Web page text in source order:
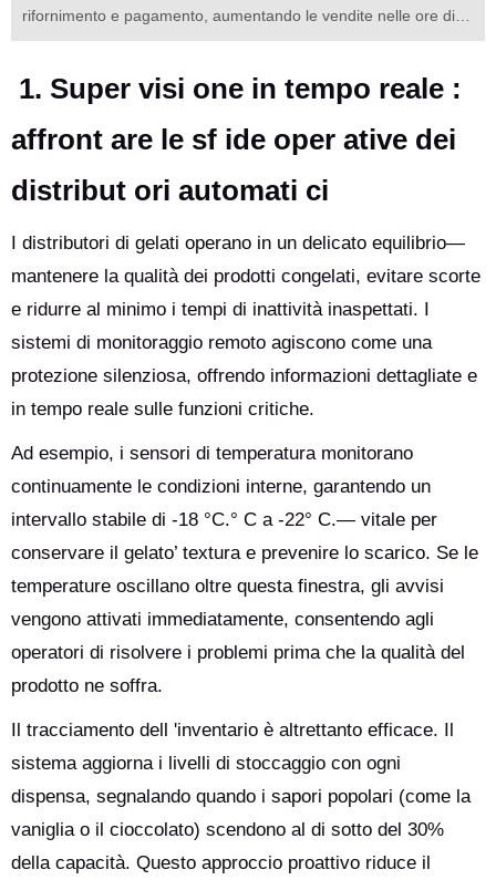
rifornimento e pagamento, aumentando le vendite nelle ore di
punta del 20% riducendo allo stesso tempo gli sprechi energetici
utente.
1. Super visi one in tempo reale :
affront are le sf ide oper ative dei
distribut ori automati ci
I distributori di gelati operano in un delicato equilibrio—
mantenere la qualità dei prodotti congelati, evitare scorte
e ridurre al minimo i tempi di inattività inaspettati. I
sistemi di monitoraggio remoto agiscono come una
protezione silenziosa, offrendo informazioni dettagliate e
in tempo reale sulle funzioni critiche.
Ad esempio, i sensori di temperatura monitorano
continuamente le condizioni interne, garantendo un
intervallo stabile di -18 °C.° C a -22° C.— vitale per
conservare il gelato’ textura e prevenire lo scarico. Se le
temperature oscillano oltre questa finestra, gli avvisi
vengono attivati immediatamente, consentendo agli
operatori di risolvere i problemi prima che la qualità del
prodotto ne soffra.
Il tracciamento dell 'inventario è altrettanto efficace. Il
sistema aggiorna i livelli di stoccaggio con ogni
dispensa, segnalando quando i sapori popolari (come la
vaniglia o il cioccolato) scendono al di sotto del 30%
della capacità. Questo approccio proattivo riduce il